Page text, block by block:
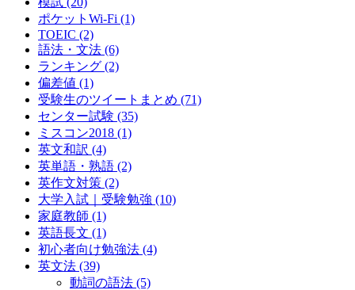
ポケットWi-Fi (1)
TOEIC (2)
語法・文法 (6)
ランキング (2)
偏差値 (1)
受験生のツイートまとめ (71)
センター試験 (35)
ミスコン2018 (1)
英文和訳 (4)
英単語・熟語 (2)
英作文対策 (2)
大学入試｜受験勉強 (10)
家庭教師 (1)
英語長文 (1)
初心者向け勉強法 (4)
英文法 (39)
動詞の語法 (5)